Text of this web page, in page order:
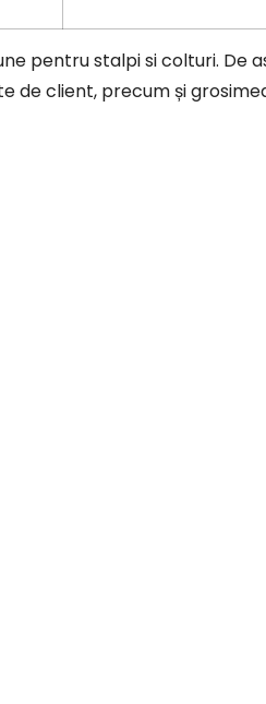
pentru stalpi si colturi. De
de client, precum și